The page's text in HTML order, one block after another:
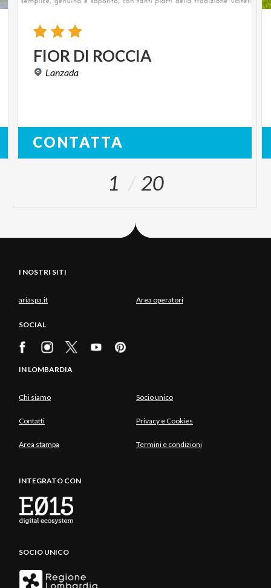
FIOR DI ROCCIA
Lanzada
CONTATTA
1 20
I NOSTRI SITI
ariaspa.it Area operatori
SOCIAL
IN LOMBARDIA
Chi siamo Socio unico
Contatti Privacy e Cookies
Area stampa Termini e condizioni
INTEGRATO CON
SOCIO UNICO